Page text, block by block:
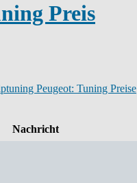
Preis
Peugeot: Tuning Preise
Nachricht